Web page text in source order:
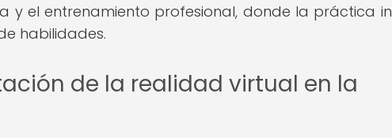
y el entrenamiento profesional, donde la práctica in
habilidades.
de la realidad virtual en la